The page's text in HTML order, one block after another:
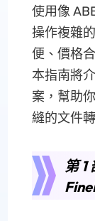
使用像
操作複雜
便、價格
本指南將
案，幫助
縫的文件
第 1